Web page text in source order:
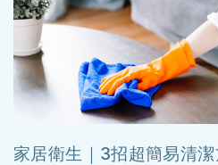
家居衛生｜3招超簡易清